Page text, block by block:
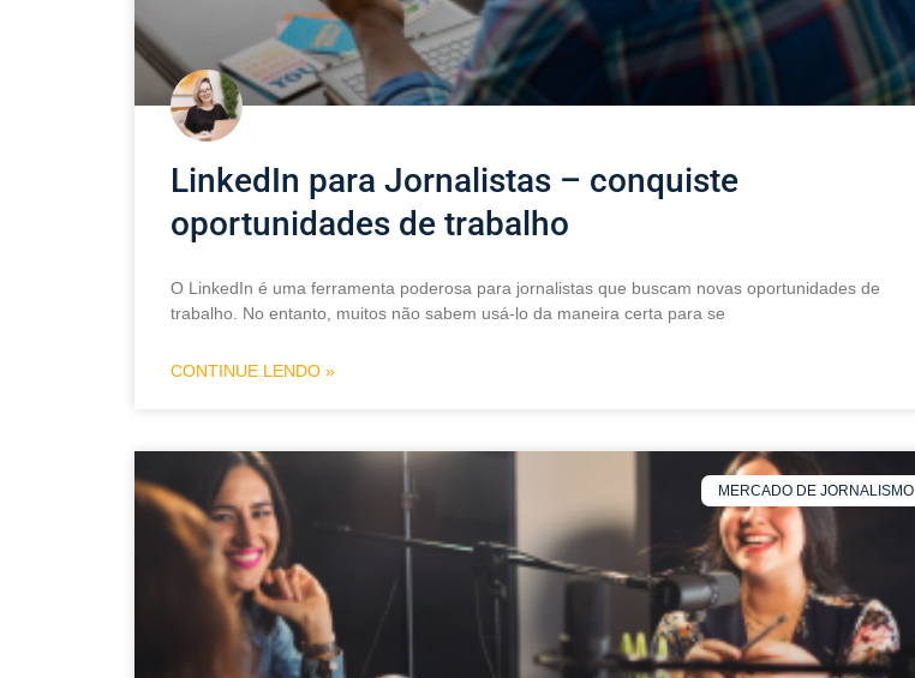
LinkedIn para Jornalistas – conquiste
oportunidades de trabalho
O LinkedIn é uma ferramenta poderosa para jornalistas que buscam novas oportunidades de
trabalho. No entanto, muitos não sabem usá-lo da maneira certa para se
CONTINUE LENDO »
MERCADO DE JORNALISMO